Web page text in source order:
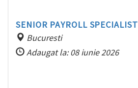
SENIOR PAYROLL SPECIALIST
Bucuresti
Adaugat la: 08 iunie 2026